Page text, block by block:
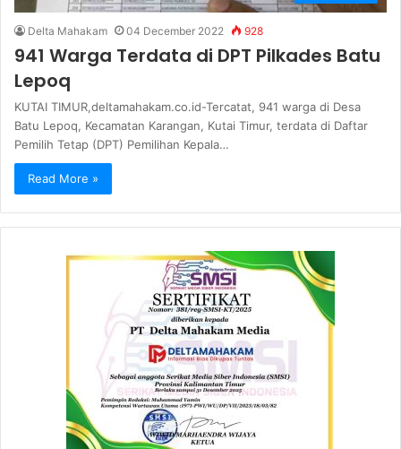
Delta Mahakam 04 December 2022 928
941 Warga Terdata di DPT Pilkades Batu
Lepoq
KUTAI TIMUR,deltamahakam.co.id-Tercatat, 941 warga di Desa
Batu Lepoq, Kecamatan Karangan, Kutai Timur, terdata di Daftar
Pemilih Tetap (DPT) Pemilihan Kepala…
Read More »